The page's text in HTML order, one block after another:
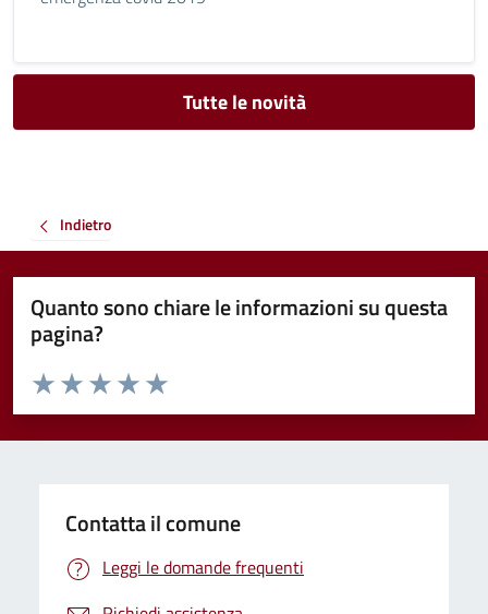
Tutte le novità
Indietro
Quanto sono chiare le informazioni su questa
pagina?
Valuta da 1 a 5 stelle la pagina
Valuta 5 stelle su 5
Valuta 4 stelle su 5
Valuta 3 stelle su 5
Valuta 2 stelle su 5
Valuta 1 stelle su 5
Contatta il comune
Leggi le domande frequenti